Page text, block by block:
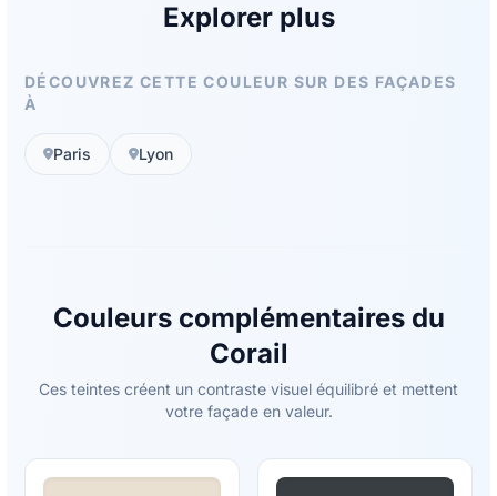
Explorer plus
DÉCOUVREZ CETTE COULEUR SUR DES FAÇADES
À
Paris Lyon
Couleurs complémentaires du
Corail
Ces teintes créent un contraste visuel équilibré et mettent
votre façade en valeur.